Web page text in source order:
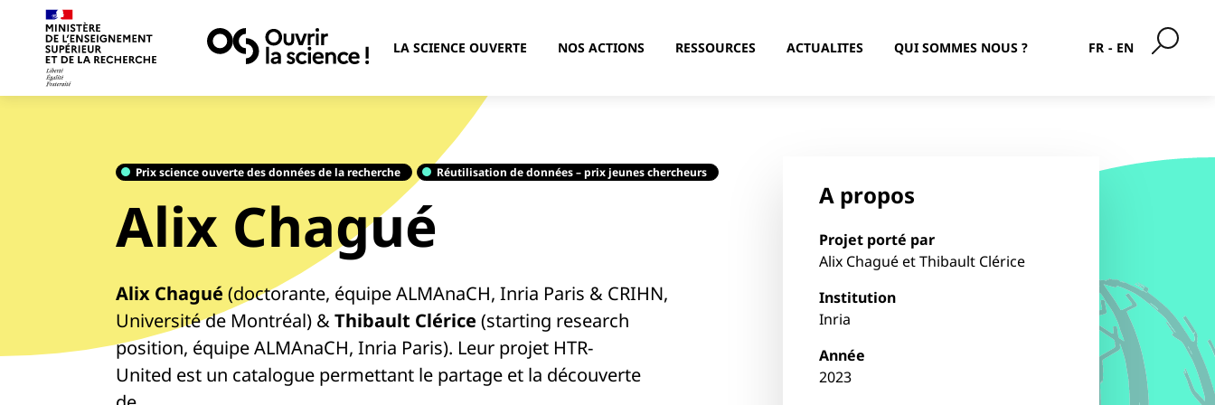
LA SCIENCE OUVERTE NOS ACTIONS RESSOURCES ACTUALITES QUI SOMMES NOUS ? FR EN
Prix science ouverte des données de la recherche Réutilisation de données – prix jeunes chercheurs
Alix Chagué
Alix Chagué (doctorante, équipe ALMAnaCH, Inria Paris & CRIHN,
Université de Montréal) &Thibault Clérice (starting research
position, équipe ALMAnaCH, Inria Paris). Leur projet HTR-
United est un catalogue permettant le partage et la découverte
A propos
Projet porté par
Alix Chagué et Thibault Clérice
Institution
Inria
Année
2023